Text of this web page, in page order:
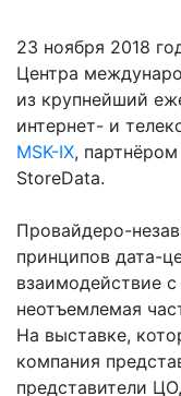
23 ноября 2018
Центра
из крупнейший
интернет- и
MSK-IX,
StoreData.
Провайдеро-
принципов дата-
взаимодействие
неотъемлемая
На выставке,
компания
представители